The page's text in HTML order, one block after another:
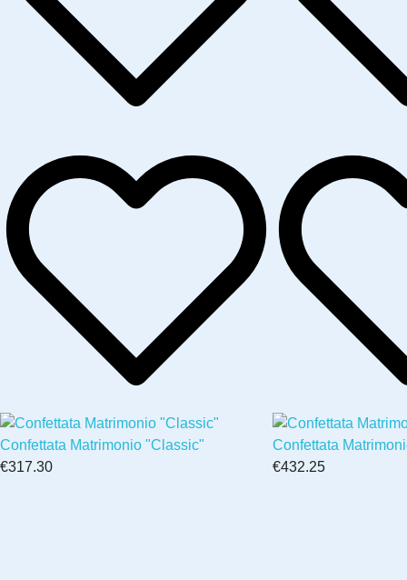
Confettata Matrimonio "Classic"
€317.30
Confettata
€432.25